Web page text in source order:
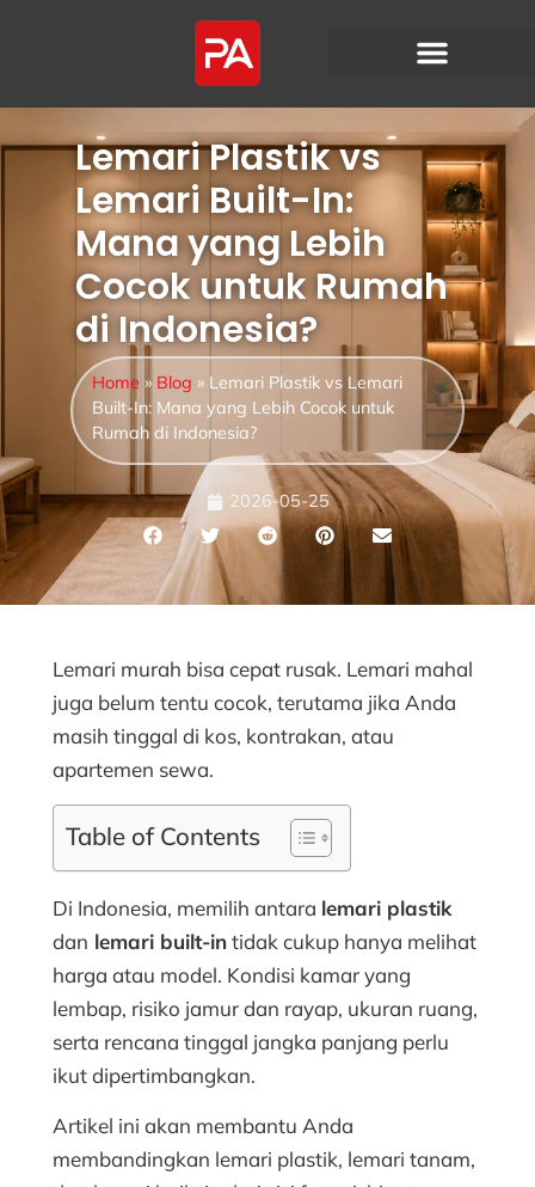
Lemari Plastik vs
Lemari Built-In:
Mana yang Lebih
Cocok untuk Rumah
di Indonesia?
Home» Blog » Lemari Plastik vs Lemari
Built-In: Mana yang Lebih Cocok untuk
Rumah di Indonesia?
2026-05-25
Lemari murah bisa cepat rusak. Lemari mahal
juga belum tentu cocok, terutama jika Anda
masih tinggal di kos, kontrakan, atau
apartemen sewa.
Table of Contents
Di Indonesia, memilih antara lemari plastik
dan lemari built-intidak cukup hanya melihat
harga atau model. Kondisi kamar yang
lembap, risiko jamur dan rayap, ukuran ruang,
serta rencana tinggal jangka panjang perlu
ikut dipertimbangkan.
Artikel ini akan membantu Anda
membandingkan lemari plastik, lemari tanam,